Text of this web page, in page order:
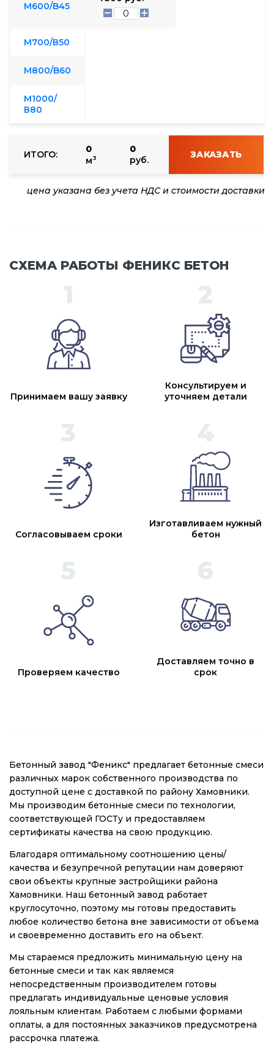
М600/B45
М700/В50
М800/B60
М1000/
В80
ИТОГО:
0
м3
0
руб.
ЗАКАЗАТЬ
цена указана без учета НДС и стоимости доставки
СХЕМА РАБОТЫ ФЕНИКС БЕТОН
Принимаем вашу заявку
Консультируем и
уточняем детали
Согласовываем сроки
Изготавливаем нужный
бетон
Проверяем качество
Доставляем точно в
срок
Бетонный завод "Феникс" предлагает бетонные смеси
различных марок собственного производства по
доступной цене с доставкой по району Хамовники.
Мы производим бетонные смеси по технологии,
соответствующей ГОСТу и предоставляем
сертификаты качества на свою продукцию.
Благодаря оптимальному соотношению цены/
качества и безупречной репутации нам доверяют
свои объекты крупные застройщики района
Хамовники. Наш бетонный завод работает
круглосуточно, поэтому мы готовы предоставить
любое количество бетона вне зависимости от объема
и своевременно доставить его на объект.
Мы стараемся предложить минимальную цену на
бетонные смеси и так как являемся
непосредственным производителем готовы
предлагать индивидуальные ценовые условия
лояльным клиентам. Работаем с любыми формами
оплаты, а для постоянных заказчиков предусмотрена
рассрочка платежа.